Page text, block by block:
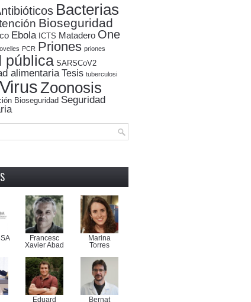
Bacterias
Bioseguridad
Ebola ICTS Matadero One
ovelles PCR Priones priones
pública SARSCoV2
alimentaria Tesis tuberculosi
VirusZoonosis
Bioseguridad Seguridad
Francesc
Xavier Abad
Marina
Torres
Eduard
Bernat